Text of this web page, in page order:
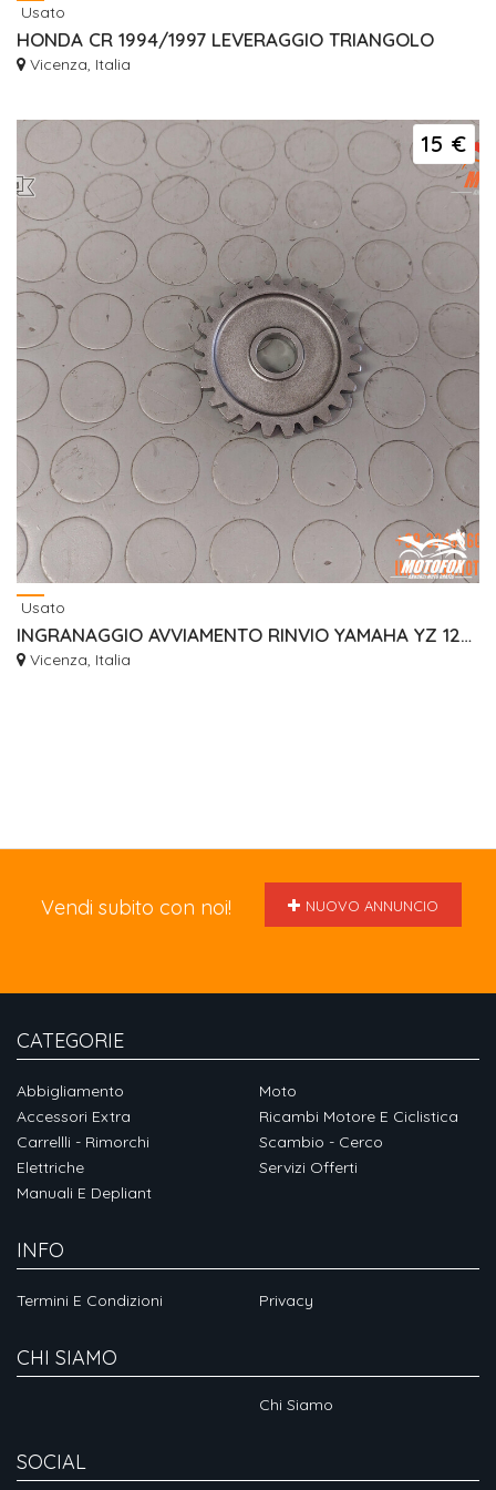
Usato
HONDA CR 1994/1997 LEVERAGGIO TRIANGOLO
Vicenza, Italia
15 €
Usato
INGRANAGGIO AVVIAMENTO RINVIO YAMAHA YZ 125 1LX1565100
Vicenza, Italia
Vendi subito con noi! NUOVO ANNUNCIO
CATEGORIE
Abbigliamento
Accessori Extra
Carrellli - Rimorchi
Elettriche
Manuali E Depliant
Moto
Ricambi Motore E Ciclistica
Scambio - Cerco
Servizi Offerti
INFO
Termini E Condizioni Privacy
CHI SIAMO
Chi Siamo
SOCIAL